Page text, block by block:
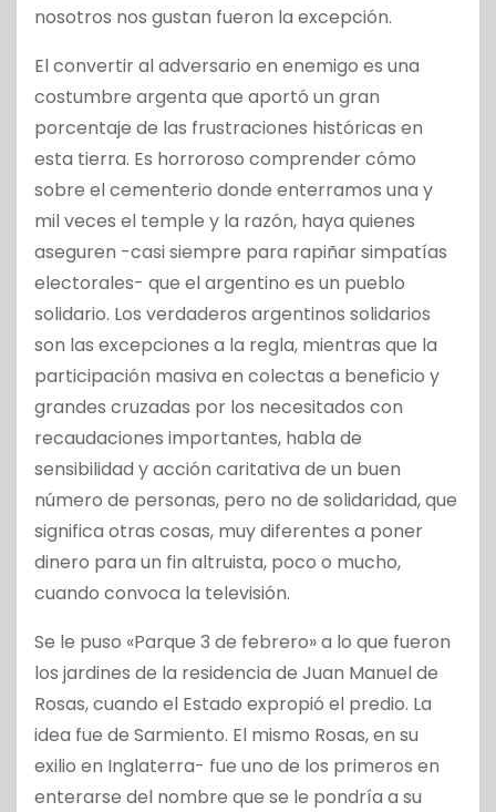
nosotros nos gustan fueron la excepción.
El convertir al adversario en enemigo es una
costumbre argenta que aportó un gran
porcentaje de las frustraciones históricas en
esta tierra. Es horroroso comprender cómo
sobre el cementerio donde enterramos una y
mil veces el temple y la razón, haya quienes
aseguren -casi siempre para rapiñar simpatías
electorales- que el argentino es un pueblo
solidario. Los verdaderos argentinos solidarios
son las excepciones a la regla, mientras que la
participación masiva en colectas a beneficio y
grandes cruzadas por los necesitados con
recaudaciones importantes, habla de
sensibilidad y acción caritativa de un buen
número de personas, pero no de solidaridad, que
significa otras cosas, muy diferentes a poner
dinero para un fin altruista, poco o mucho,
cuando convoca la televisión.
Se le puso «Parque 3 de febrero» a lo que fueron
los jardines de la residencia de Juan Manuel de
Rosas, cuando el Estado expropió el predio. La
idea fue de Sarmiento. El mismo Rosas, en su
exilio en Inglaterra- fue uno de los primeros en
enterarse del nombre que se le pondría a su